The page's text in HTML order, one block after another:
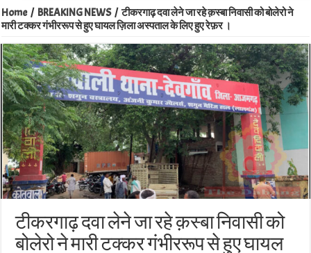
Home / BREAKING NEWS / टीकरगाढ़ दवा लेने जा रहे क़स्बा निवासी को बोलेरो ने
मारी टक्कर गंभीररूप से हुए घायल ज़िला अस्पताल के लिए हुए रेफ़र ।
टीकरगाढ़ दवा लेने जा रहे क़स्बा निवासी को
बोलेरो ने मारी टक्कर गंभीररूप से हुए घायल